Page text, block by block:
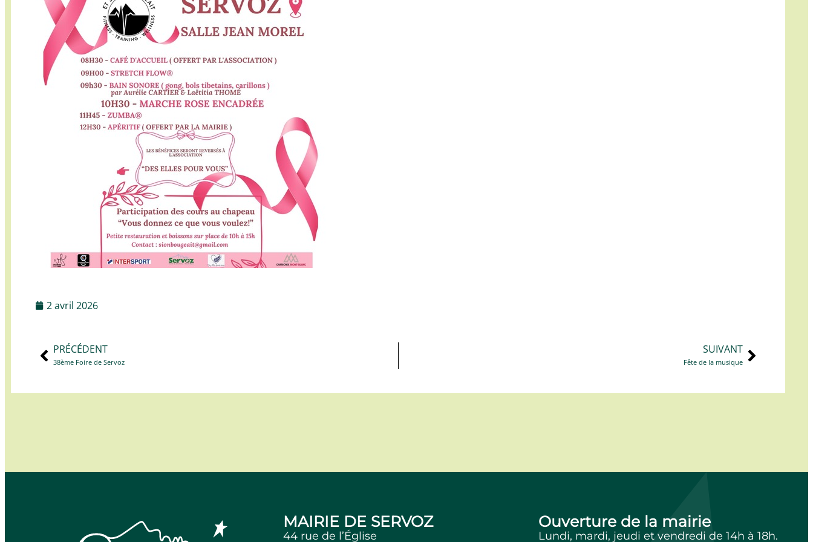
2 avril 2026
PRÉCÉDENT
38ème Foire de Servoz
SUIVANT
Fête de la musique
MAIRIE DE SERVOZ
44 rue de l’Église
Ouverture de la mairie
Lundi, mardi, jeudi et vendredi de 14h à 18h.